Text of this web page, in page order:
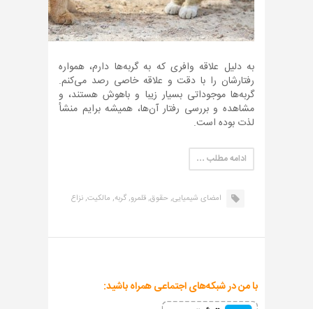
به دلیل علاقه وافری که به گربه‌ها دارم، همواره
رفتارشان را با دقت و علاقه خاصی رصد می‌کنم.
گربه‌ها موجوداتی بسیار زیبا و باهوش هستند، و
مشاهده و بررسی رفتار آن‌ها، همیشه برایم منشأ
لذت بوده است.
ادامه مطلب …
امضای شیمیایی, حقوق,قلمرو,گربه, مالکیت,نزاع
با من در شبکه‌های اجتماعی همراه باشید: